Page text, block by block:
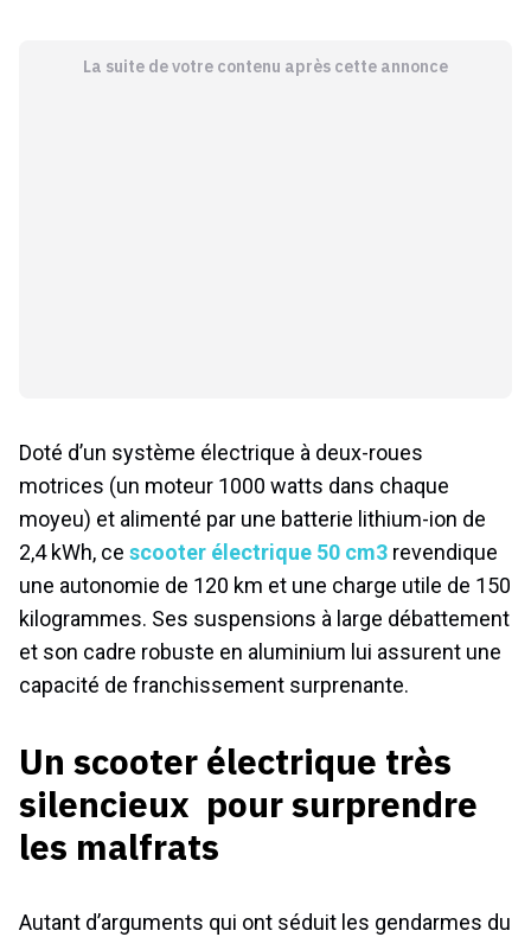
La suite de votre contenu après cette annonce
Doté d’un système électrique à deux-roues
motrices (un moteur 1000 watts dans chaque
moyeu) et alimenté par une batterie lithium-ion de
2,4 kWh, ce scooter électrique 50 cm3 revendique
une autonomie de 120 km et une charge utile de 150
kilogrammes. Ses suspensions à large débattement
et son cadre robuste en aluminium lui assurent une
capacité de franchissement surprenante.
Un scooter électrique très
silencieux pour surprendre
les malfrats
Autant d’arguments qui ont séduit les gendarmes du